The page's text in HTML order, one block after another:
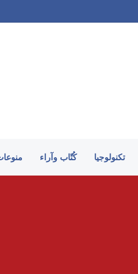
تكنولوجيا كُتّاب وآراء